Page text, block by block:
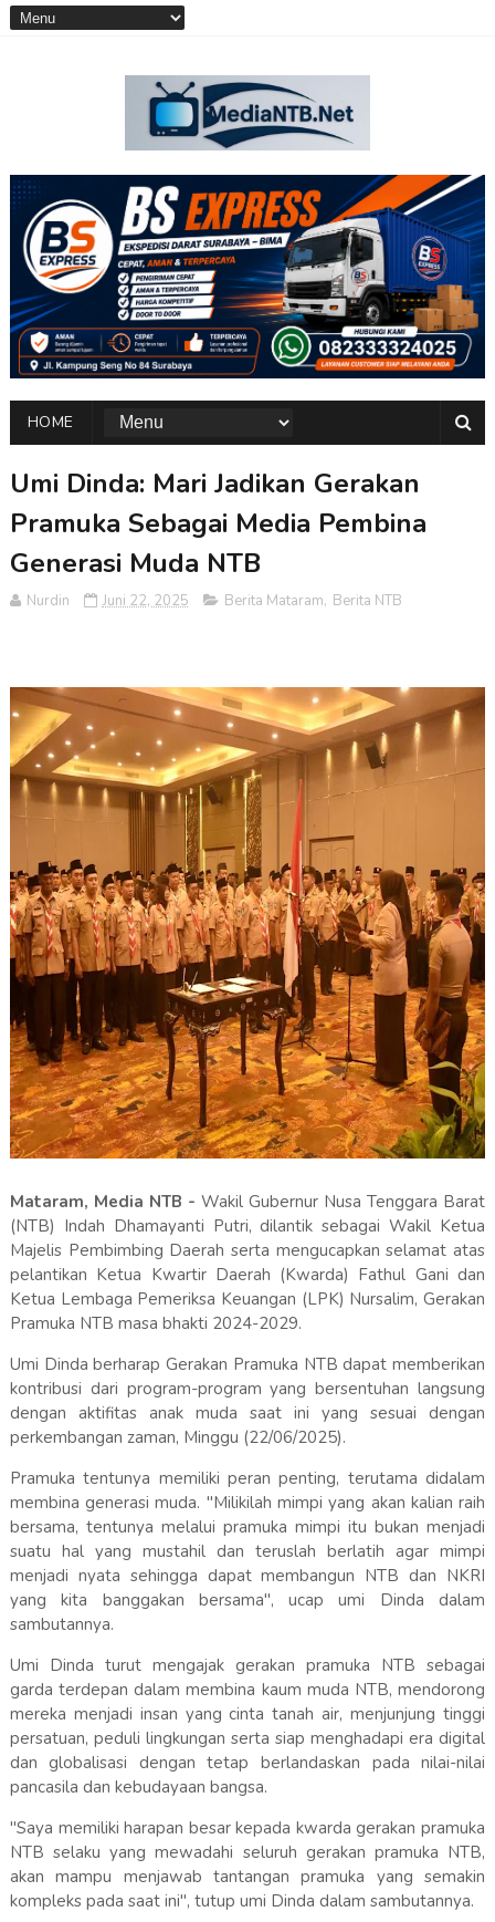
HOME
Umi Dinda: Mari Jadikan Gerakan
Pramuka Sebagai Media Pembina
Generasi Muda NTB
Nurdin Juni 22, 2025 Berita Mataram, Berita NTB
Mataram, Media NTB - Wakil Gubernur Nusa Tenggara Barat
(NTB) Indah Dhamayanti Putri, dilantik sebagai Wakil Ketua
Majelis Pembimbing Daerah serta mengucapkan selamat atas
pelantikan Ketua Kwartir Daerah (Kwarda) Fathul Gani dan
Ketua Lembaga Pemeriksa Keuangan (LPK) Nursalim, Gerakan
Pramuka NTB masa bhakti 2024-2029.
Umi Dinda berharap Gerakan Pramuka NTB dapat memberikan
kontribusi dari program-program yang bersentuhan langsung
dengan aktifitas anak muda saat ini yang sesuai dengan
perkembangan zaman, Minggu (22/06/2025).
Pramuka tentunya memiliki peran penting, terutama didalam
membina generasi muda. "Milikilah mimpi yang akan kalian raih
bersama, tentunya melalui pramuka mimpi itu bukan menjadi
suatu hal yang mustahil dan teruslah berlatih agar mimpi
menjadi nyata sehingga dapat membangun NTB dan NKRI
yang kita banggakan bersama", ucap umi Dinda dalam
sambutannya.
Umi Dinda turut mengajak gerakan pramuka NTB sebagai
garda terdepan dalam membina kaum muda NTB, mendorong
mereka menjadi insan yang cinta tanah air, menjunjung tinggi
persatuan, peduli lingkungan serta siap menghadapi era digital
dan globalisasi dengan tetap berlandaskan pada nilai-nilai
pancasila dan kebudayaan bangsa.
"Saya memiliki harapan besar kepada kwarda gerakan pramuka
NTB selaku yang mewadahi seluruh gerakan pramuka NTB,
akan mampu menjawab tantangan pramuka yang semakin
kompleks pada saat ini", tutup umi Dinda dalam sambutannya.